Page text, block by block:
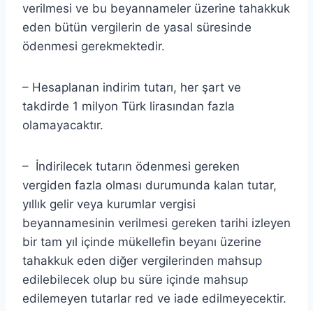
verilmesi ve bu beyannameler üzerine tahakkuk
eden bütün vergilerin de yasal süresinde
ödenmesi gerekmektedir.
– Hesaplanan indirim tutarı, her şart ve
takdirde 1 milyon Türk lirasından fazla
olamayacaktır.
– İndirilecek tutarın ödenmesi gereken
vergiden fazla olması durumunda kalan tutar,
yıllık gelir veya kurumlar vergisi
beyannamesinin verilmesi gereken tarihi izleyen
bir tam yıl içinde mükellefin beyanı üzerine
tahakkuk eden diğer vergilerinden mahsup
edilebilecek olup bu süre içinde mahsup
edilemeyen tutarlar red ve iade edilmeyecektir.